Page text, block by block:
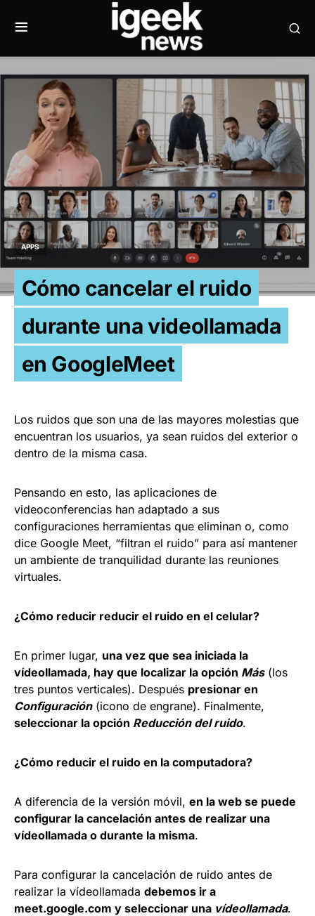
APPS
Cómo cancelar el ruido
durante una videollamada
en GoogleMeet
Los ruidos que son una de las mayores molestias que
encuentran los usuarios, ya sean ruidos del exterior o
dentro de la misma casa.
Pensando en esto, las aplicaciones de
videoconferencias han adaptado a sus
configuraciones herramientas que eliminan o, como
dice Google Meet, “filtran el ruido” para así mantener
un ambiente de tranquilidad durante las reuniones
virtuales.
¿Cómo reducir reducir el ruido en el celular?
En primer lugar, una vez que sea iniciada la
vídeollamada, hay que localizar la opción Más(los
tres puntos verticales). Después presionar en
Configuración(icono de engrane). Finalmente,
seleccionar la opción Reducción del ruido.
¿Cómo reducir el ruido en la computadora?
A diferencia de la versión móvil, en la web se puede
configurar la cancelación antes de realizar una
vídeollamada o durante la misma.
Para configurar la cancelación de ruido antes de
realizar la vídeollamada debemos ir a
meet.google.com y seleccionar una vídeollamada.